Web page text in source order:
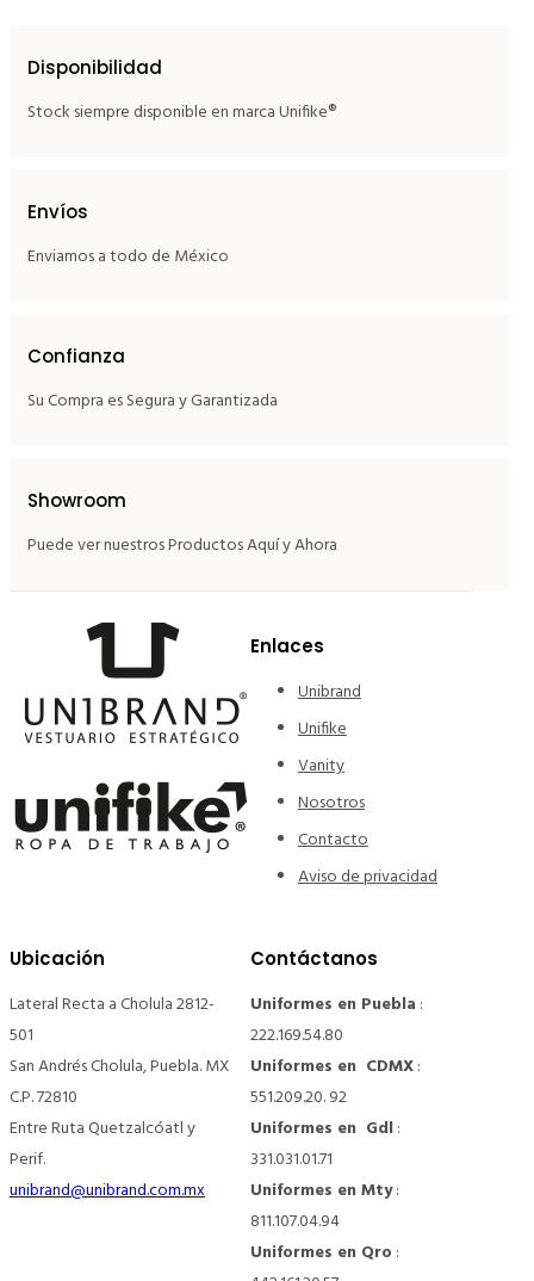
Disponibilidad
Stock siempre disponible en marca Unifike®
Envíos
Enviamos a todo de México
Confianza
Su Compra es Segura y Garantizada
Showroom
Puede ver nuestros Productos Aquí y Ahora
Enlaces
Unibrand
Unifike
Vanity
Nosotros
Contacto
Aviso de privacidad
Ubicación
Lateral Recta a Cholula 2812-
501
San Andrés Cholula, Puebla. MX
C.P. 72810
Entre Ruta Quetzalcóatl y
Perif.
unibrand@unibrand.com.mx
Contáctanos
Uniformes en Puebla :
222.169.54.80
Uniformes en CDMX:
551.209.20. 92
Uniformes en Gdl :
331.031.01.71
Uniformes en Mty:
811.107.04.94
Uniformes en Qro :